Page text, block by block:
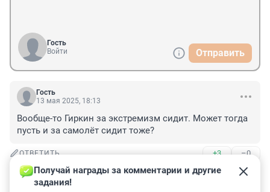
Гость
Войти
Отправить
Гость
13 мая 2025, 18:13
Вообще-то Гиркин за экстремизм сидит. Может тогда
пусть и за самолёт сидит тоже?
ОТВЕТИТЬ +3 –0
Гость
13 мая 2025, 18:09
Получай награды за комментарии и другие
задания!